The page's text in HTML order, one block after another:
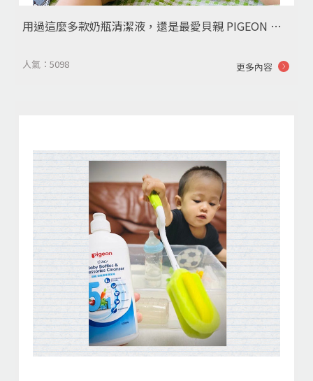
用過這麼多款奶瓶清潔液，還是最愛貝親 PIGEON 噴頭泡沫奶瓶蔬果清潔液！
人氣：5098 更多內容